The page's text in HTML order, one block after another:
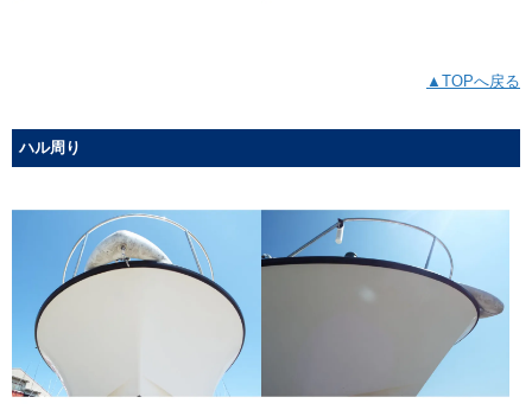
▲TOPへ戻る
ハル周り